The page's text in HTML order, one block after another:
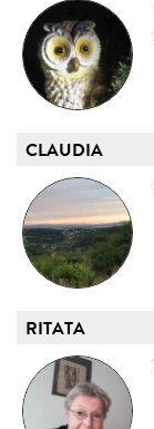
CLAUDIA
RITATA